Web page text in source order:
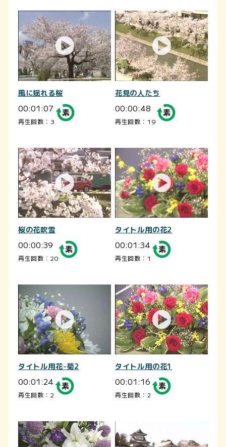
風に揺れる桜
00:01:07
再生回数：3
花見の人たち
00:00:48
再生回数：19
桜の花吹雪
00:00:39
再生回数：20
タイトル用の花2
00:01:34
再生回数：1
タイトル用花-菊2
00:01:24
再生回数：2
タイトル用の花1
00:01:16
再生回数：2